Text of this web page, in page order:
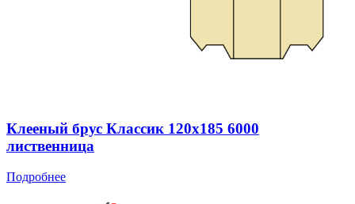
Клееный брус Классик 120x185 6000
лиственница
Подробнее